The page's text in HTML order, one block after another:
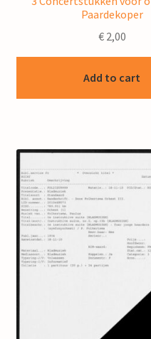
Paardekoper
€2,00
Add to cart